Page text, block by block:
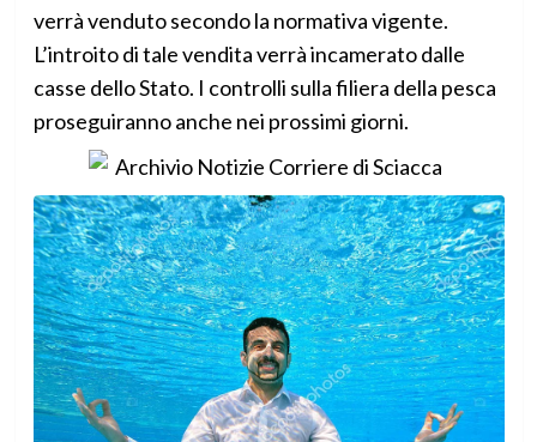
verrà venduto secondo la normativa vigente.
L’introito di tale vendita verrà incamerato dalle
casse dello Stato. I controlli sulla filiera della pesca
proseguiranno anche nei prossimi giorni.